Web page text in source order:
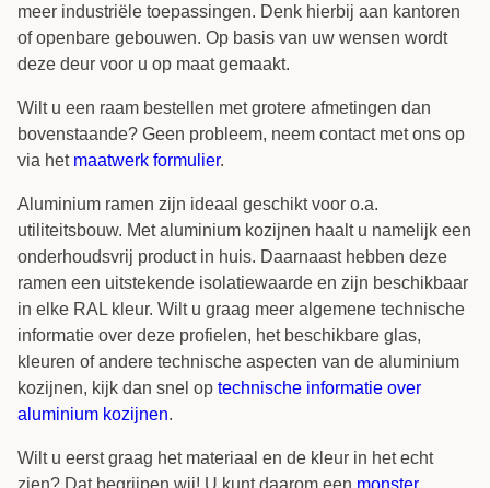
meer industriële toepassingen. Denk hierbij aan kantoren
of openbare gebouwen. Op basis van uw wensen wordt
deze deur voor u op maat gemaakt.
Wilt u een raam bestellen met grotere afmetingen dan
bovenstaande? Geen probleem, neem contact met ons op
via het maatwerk formulier.
Aluminium ramen zijn ideaal geschikt voor o.a.
utiliteitsbouw. Met aluminium kozijnen haalt u namelijk een
onderhoudsvrij product in huis. Daarnaast hebben deze
ramen een uitstekende isolatiewaarde en zijn beschikbaar
in elke RAL kleur. Wilt u graag meer algemene technische
informatie over deze profielen, het beschikbare glas,
kleuren of andere technische aspecten van de aluminium
kozijnen, kijk dan snel op technische informatie over
aluminium kozijnen.
Wilt u eerst graag het materiaal en de kleur in het echt
zien? Dat begrijpen wij! U kunt daarom een monster